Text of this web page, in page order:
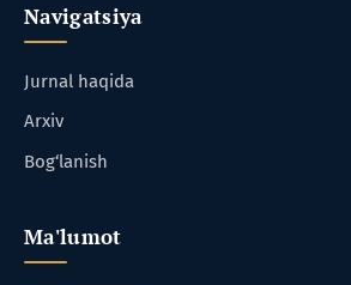
Navigatsiya
Jurnal haqida
Arxiv
Bog‘lanish
Ma'lumot